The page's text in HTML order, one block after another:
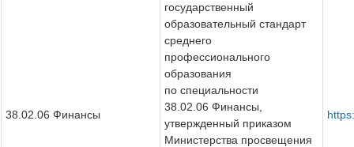
38.02.06 Финансы
государственный
образовательный стандарт
среднего
профессионального
образования
по специальности
38.02.06 Финансы,
утвержденный приказом
Министерства просвещения